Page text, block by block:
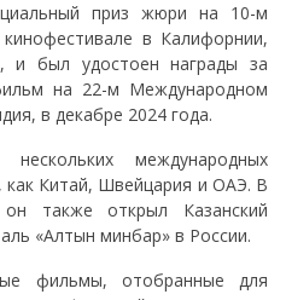
приз жюри на 10-м
в Калифорнии,
был удостоен награды за
на 22-м Международном
в декабре 2024 года.
международных
как Китай, Швейцария и ОАЭ. В
также открыл Казанский
«Алтын минбар» в России.
фильмы, отобранные для